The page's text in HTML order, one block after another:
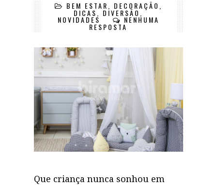
BEM ESTAR DECORAÇÃO
DICAS DIVERSÃO
NOVIDADES NENHUMA
RESPOSTA
Que criança nunca sonhou em